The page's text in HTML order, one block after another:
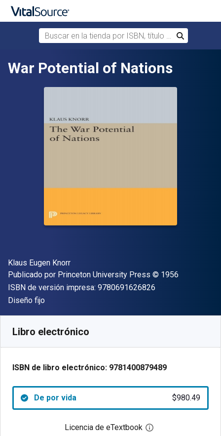
Saltar al contenido principal
Buscar en la tienda por ISBN, título o autor
Buscar
War Potential of Nations
Autor(es)
Klaus Eugen Knorr
Editor
Publicado por Princeton University Press Copyright
© 1956
ISBN de versión impresa: 9780691626826
Formato
Diseño fijo
Libro electrónico
ISBN de libro electrónico: 9781400879489
De por vida $980.49
Licencia de eTextbook Abre el cuadro de